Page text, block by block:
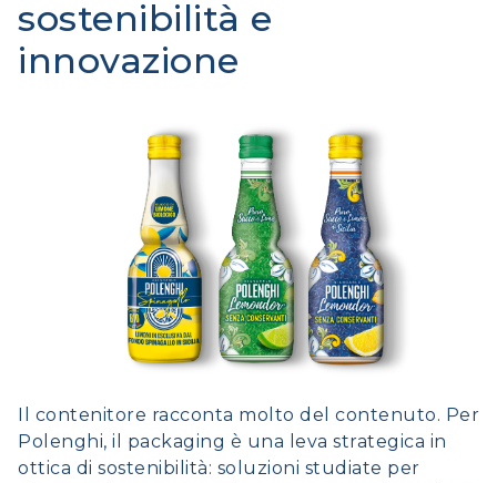
sostenibilità e
innovazione
Il contenitore racconta molto del contenuto. Per
Polenghi, il packaging è una leva strategica in
ottica di sostenibilità: soluzioni studiate per